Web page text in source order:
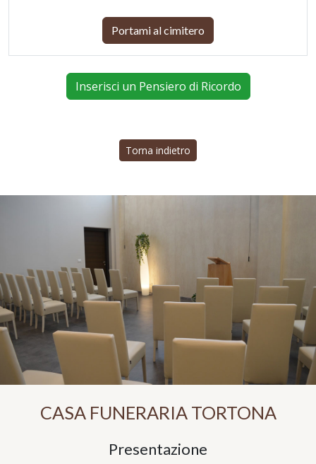
Portami al cimitero
Inserisci un Pensiero di Ricordo
Torna indietro
CASA FUNERARIA TORTONA
Presentazione